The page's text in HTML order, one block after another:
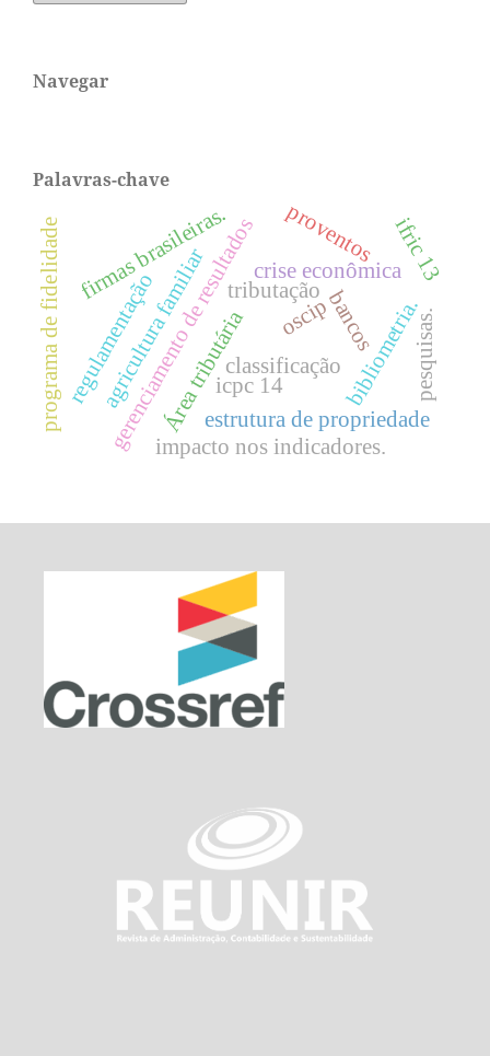
Navegar
Palavras-chave
classificação
Área tributária
tributação
gerenciamento de resultadosestrutura de propriedade
firmas brasileiras.
agricultura familiar bibliometria.
bancos
crise econômica
impacto nos indicadores.
regulamentação pesquisas.
oscip
ifric 13
programa de fidelidade icpc 14
proventos